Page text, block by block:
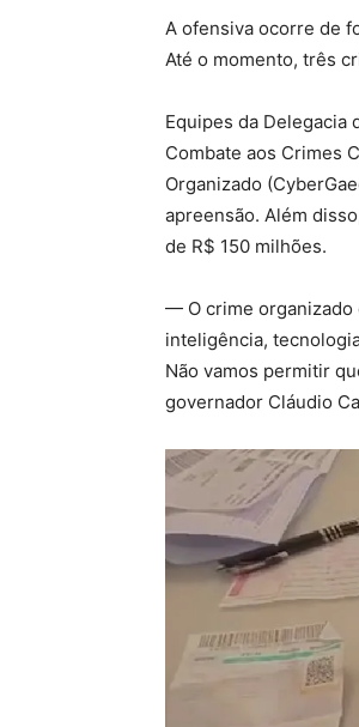
A ofensiva ocorre de
Até o momento, três
Equipes da Delegacia
Combate aos Crimes
Organizado
apreensão. Além
de R$ 150 milhões.
— O crime organizado
inteligência,
Não vamos permitir
governador Cláudio